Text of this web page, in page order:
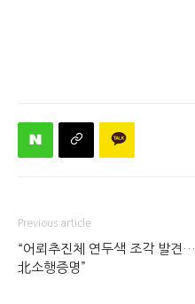
Previous article
“어뢰추진체 연두색 조각 발견…
北소행증명”